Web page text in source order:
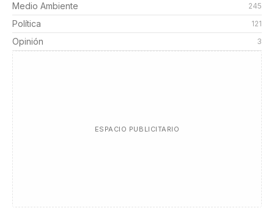
Medio Ambiente 245
Política 121
Opinión 3
ESPACIO PUBLICITARIO